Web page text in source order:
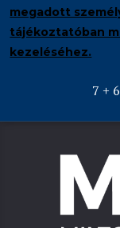
megadott
tájékoztatóban
kezeléséhez.
7 + 6